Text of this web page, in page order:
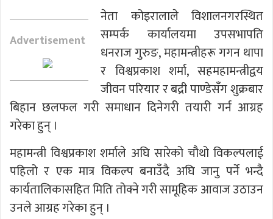
Advertisement
नेता कोइरालाले विशालनगरस्थित
सम्पर्क कार्यालयमा उपसभापति
धनराज गुरुङ, महामन्त्रीहरू गगन थापा
र विश्वप्रकाश शर्मा, सहमहामन्त्रीद्वय
जीवन परियार र बद्री पाण्डेसँग शुक्रबार
बिहान छलफल गरी समाधान दिनेगरी तयारी गर्न आग्रह
गरेका हुन् ।
महामन्त्री विश्वप्रकाश शर्माले अघि सारेको चौथो विकल्पलाई
पहिलो र एक मात्र विकल्प बनाउँदै अघि जानु पर्ने भन्दै
कार्यतालिकासहित मिति तोक्ने गरी सामूहिक आवाज उठाउन
उनले आग्रह गरेका हुन् ।